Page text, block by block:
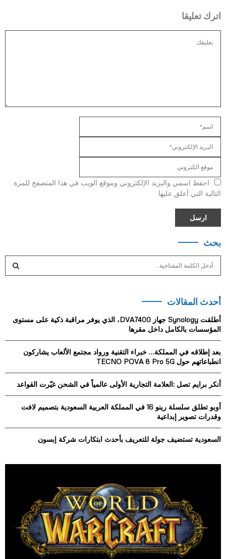
اترك تعليقا
احفظ اسمي والبريد الإلكتروني وموقع الويب في هذا المتصفح للمرة
التالية التي أعلق عليها.
بحث
c
h
f
:
A
H
أحدث المقالات
أطلقت Synology جهاز DVA7400، الذي يوفر مراقبة ذكية على مستوى
المؤسسات بالكامل داخل مقرها
بعد إطلاقه في المملكة… خبراء التقنية ورواد مجتمع الألعاب يشاركون
انطباعاتهم حول TECNO POVA 8 Pro 5G
أنكر برايم تصل :العلامة التجارية الأولى عالمياً في الشحن غيّرت القواعد
أوبو تطلق سلسلة رينو 16 في المملكة العربية السعودية بتصميم لافت
وقدرات تصوير إبداعية
السعودية تستضيف جولة للتعريف بأحدث ابتكارات شركة إبسون